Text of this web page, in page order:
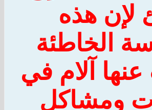
لإن هذه
الخاطئة
آلام في
ومشاكل